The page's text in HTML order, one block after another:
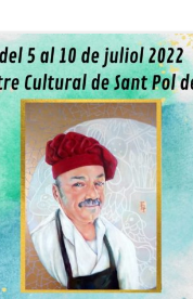
to
content